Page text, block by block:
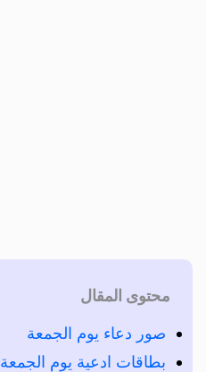
محتوى المقال
صور دعاء يوم الجمعة
بطاقات ادعية يوم الجمعة